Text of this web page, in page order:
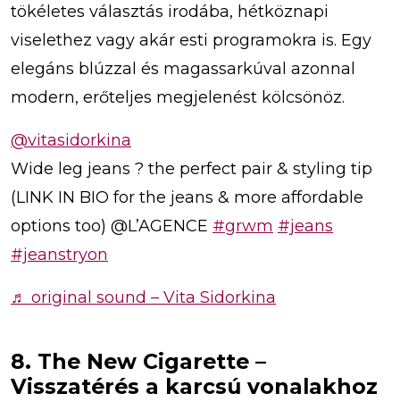
tökéletes választás irodába, hétköznapi
viselethez vagy akár esti programokra is. Egy
elegáns blúzzal és magassarkúval azonnal
modern, erőteljes megjelenést kölcsönöz.
@vitasidorkina
Wide leg jeans ? the perfect pair & styling tip
(LINK IN BIO for the jeans & more affordable
options too) @L’AGENCE #grwm #jeans
#jeanstryon
♬ original sound – Vita Sidorkina
8. The New Cigarette –
Visszatérés a karcsú vonalakhoz